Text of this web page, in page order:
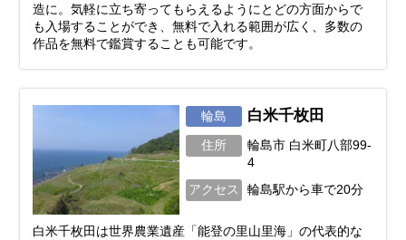
造に。気軽に立ち寄ってもらえるようにとどの方面からで
も入場することができ、無料で入れる範囲が広く、多数の
作品を無料で鑑賞することも可能です。
輪島 白米千枚田
住所
輪島市 白米町八部99-
4
アクセス
輪島駅から車で20分
白米千枚田は世界農業遺産「能登の里山里海」の代表的な